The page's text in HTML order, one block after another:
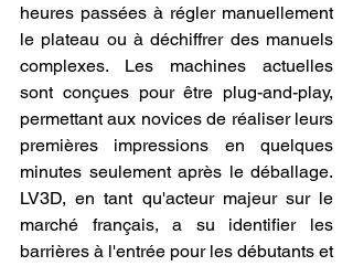
heures passées à régler manuellement
le plateau ou à déchiffrer des manuels
complexes. Les machines actuelles
sont conçues pour être plug-and-play,
permettant aux novices de réaliser leurs
premières impressions en quelques
minutes seulement après le déballage.
LV3D, en tant qu'acteur majeur sur le
marché français, a su identifier les
barrières à l'entrée pour les débutants et